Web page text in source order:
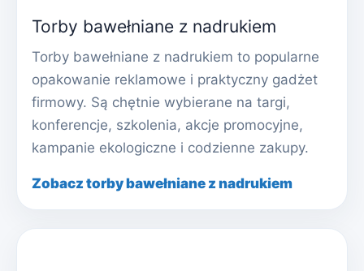
Torby bawełniane z nadrukiem
Torby bawełniane z nadrukiem to popularne
opakowanie reklamowe i praktyczny gadżet
firmowy. Są chętnie wybierane na targi,
konferencje, szkolenia, akcje promocyjne,
kampanie ekologiczne i codzienne zakupy.
Zobacz torby bawełniane z nadrukiem